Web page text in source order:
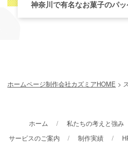
神奈川で有名なお菓子のパ
ホームページ制作会社カズミアHOME >
ホーム 私たちの考えと強み
サービスのご案内
制作実績